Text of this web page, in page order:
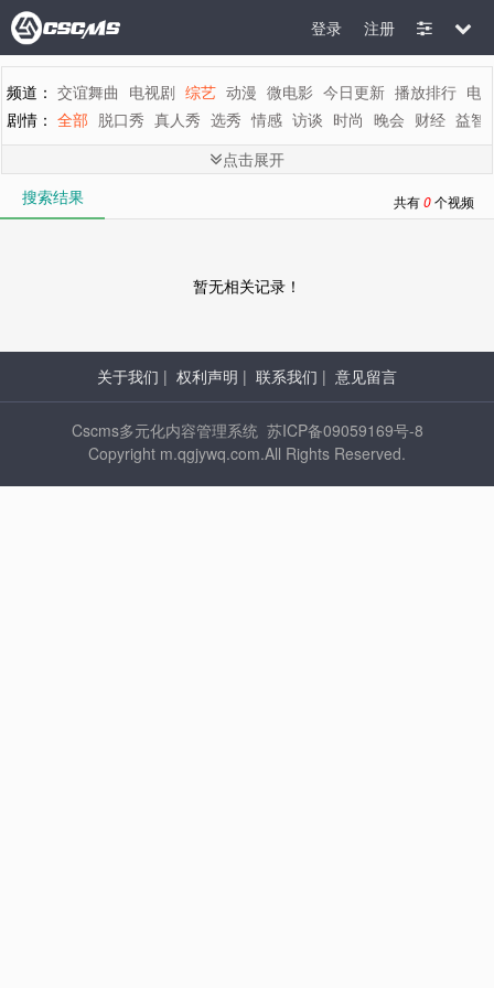
注册
登录
频道： 交谊舞曲 电视剧 综艺 动漫 微电影 今日更新 播放排行 电
剧情： 全部 脱口秀 真人秀 选秀 情感 访谈 时尚 晚会 财经 益智
地区： 全部 内地 香港 台湾 韩国 泰国 日本 美国 英国 新加坡
年代： 全部 2015 2014 2013 2012 2011 2010 2009 2008 2007
字母： 全部 K L M
点击展开
搜索结果
共有0个视频
暂无相关记录！
关于我们 | 权利声明 | 联系我们 | 意见留言
Cscms多元化内容管理系统 苏ICP备09059169号-8
Copyright m.qgjywq.com.All Rights Reserved.